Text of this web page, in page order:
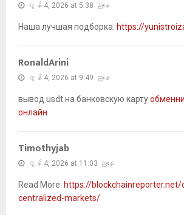
ဇွန် 4, 2026 at 5:38 ညနေ
Наша лучшая подборка: https://
RonaldArini
ဇွန် 4, 2026 at 9:49 ညနေ
вывод usdt на банковскую карту
онлайн
Timothyjab
ဇွန် 4, 2026 at 11:03 ညနေ
Read More: https://
centralized-markets/